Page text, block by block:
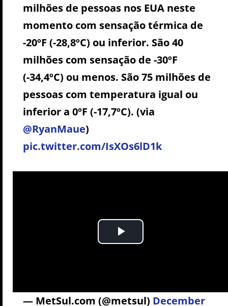
milhões de pessoas nos EUA neste
momento com sensação térmica de
-20ºF (-28,8ºC) ou inferior. São 40
milhões com sensação de -30ºF
(-34,4ºC) ou menos. São 75 milhões de
pessoas com temperatura igual ou
inferior a 0ºF (-17,7ºC). (via
@RyanMaue)
pic.twitter.com/IsXOs6lD1k
— MetSul.com (@metsul) December